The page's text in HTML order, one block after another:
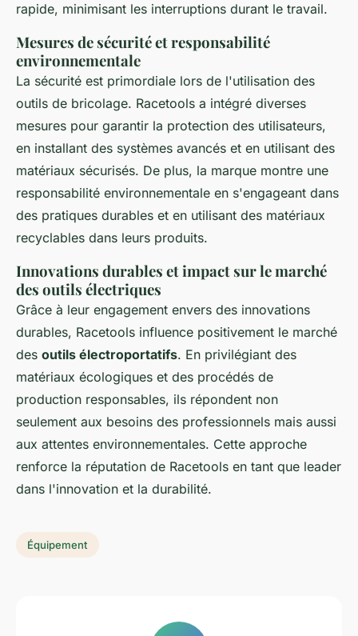
rapide, minimisant les interruptions durant le travail.
Mesures de sécurité et responsabilité
environnementale
La sécurité est primordiale lors de l'utilisation des
outils de bricolage. Racetools a intégré diverses
mesures pour garantir la protection des utilisateurs,
en installant des systèmes avancés et en utilisant des
matériaux sécurisés. De plus, la marque montre une
responsabilité environnementale en s'engageant dans
des pratiques durables et en utilisant des matériaux
recyclables dans leurs produits.
Innovations durables et impact sur le marché
des outils électriques
Grâce à leur engagement envers des innovations
durables, Racetools influence positivement le marché
des outils électroportatifs. En privilégiant des
matériaux écologiques et des procédés de
production responsables, ils répondent non
seulement aux besoins des professionnels mais aussi
aux attentes environnementales. Cette approche
renforce la réputation de Racetools en tant que leader
dans l'innovation et la durabilité.
Équipement